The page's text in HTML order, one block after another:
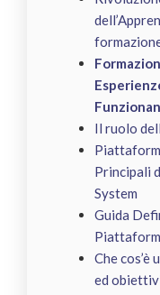
Il ruolo
Principali
System
Guida
Che cos’è
ed